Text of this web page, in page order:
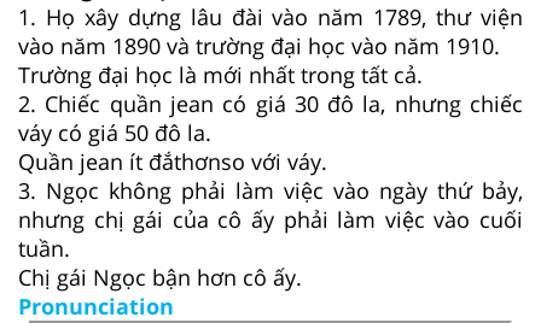
1. Họ xây dựng lâu đài vào năm 1789, thư viện
vào năm 1890 và trường đại học vào năm 1910.
Trường đại học là mới nhất trong tất cả.
2. Chiếc quần jean có giá 30 đô la, nhưng chiếc
váy có giá 50 đô la.
Quần jean ít đắthơnso với váy.
3. Ngọc không phải làm việc vào ngày thứ bảy,
nhưng chị gái của cô ấy phải làm việc vào cuối
tuần.
Chị gái Ngọc bận hơn cô ấy.
Pronunciation